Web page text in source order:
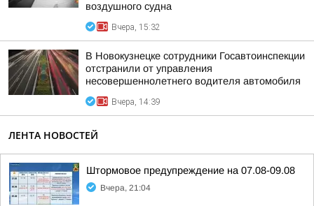
воздушного судна
Вчера, 15:32
В Новокузнецке сотрудники Госавтоинспекции
отстранили от управления
несовершеннолетнего водителя автомобиля
Вчера, 14:39
ЛЕНТА НОВОСТЕЙ
Штормовое предупреждение на 07.08-09.08
Вчера, 21:04